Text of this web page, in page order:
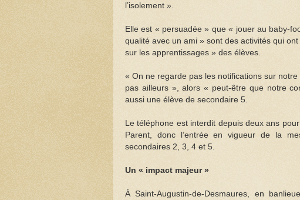
l’isolement ».
Elle est « persuadée » que « jouer au baby-
qualité avec un ami » sont des activités qui
sur les apprentissages » des élèves.
« On ne regarde pas les notifications sur
pas ailleurs », alors « peut-être que notre
aussi une élève de secondaire 5.
Le téléphone est interdit depuis deux ans
Parent, donc l’entrée en vigueur de la
secondaires 2, 3, 4 et 5.
Un « impact majeur »
À Saint-Augustin-de-Desmaures, en